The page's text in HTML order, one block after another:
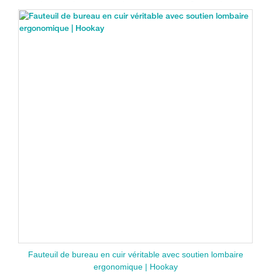
Fauteuil de bureau en cuir véritable avec soutien lombaire
ergonomique | Hookay